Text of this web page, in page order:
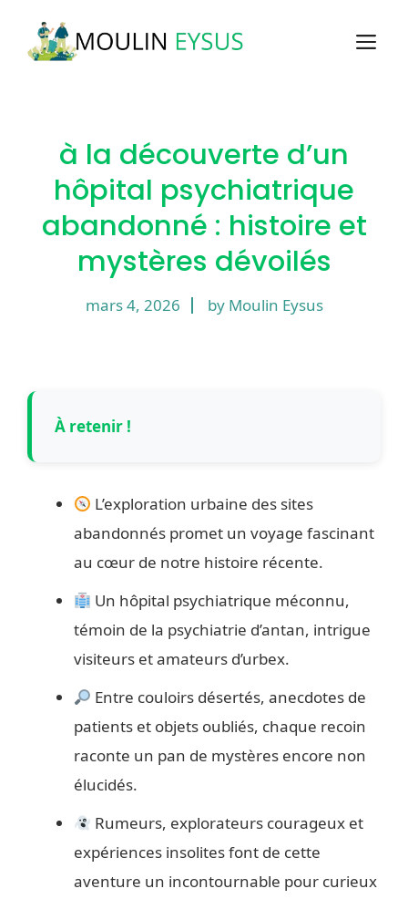
contenu
à la découverte d’un
hôpital psychiatrique
abandonné : histoire et
mystères dévoilés
mars 4, 2026 by Moulin Eysus
À retenir !
L’exploration urbaine des sites
abandonnés promet un voyage fascinant
au cœur de notre histoire récente.
Un hôpital psychiatrique méconnu,
témoin de la psychiatrie d’antan, intrigue
visiteurs et amateurs d’urbex.
Entre couloirs désertés, anecdotes de
patients et objets oubliés, chaque recoin
raconte un pan de mystères encore non
élucidés.
Rumeurs, explorateurs courageux et
expériences insolites font de cette
aventure un incontournable pour curieux